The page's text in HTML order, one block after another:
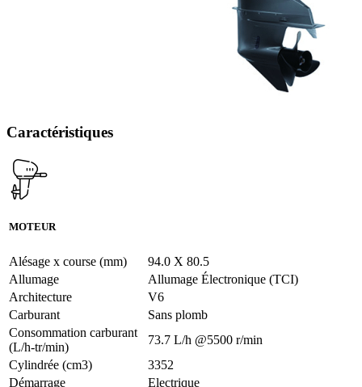
Caractéristiques
MOTEUR
Alésage x course (mm)
94.0 X 80.5
Allumage
Allumage Électronique (TCI)
Architecture
V6
Carburant
Sans plomb
Consommation carburant
(L/h-tr/min)
73.7 L/h @5500 r/min
Cylindrée (cm3)
3352
Démarrage
Electrique